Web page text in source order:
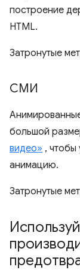
построение
HTML.
Затронутые
СМИ
большой
видео» , чтобы
анимацию.
Затронутые